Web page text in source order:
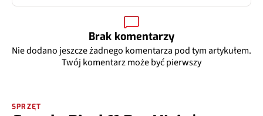
Brak komentarzy
Nie dodano jeszcze żadnego komentarza pod tym artykułem.
Twój komentarz może być pierwszy
SPRZĘT